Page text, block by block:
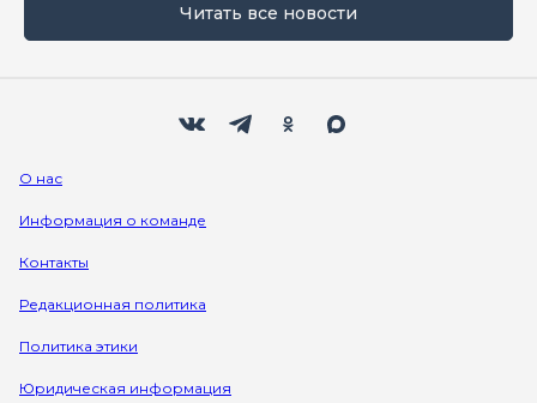
Читать все новости
О нас
Информация о команде
Контакты
Редакционная политика
Политика этики
Юридическая информация